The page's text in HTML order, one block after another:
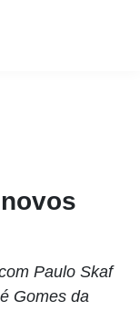
Paulo Skaf
Gomes da